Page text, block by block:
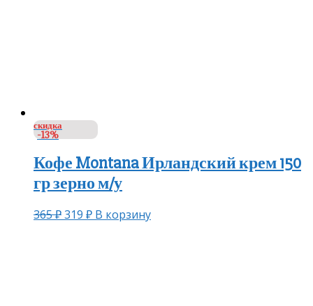
скидка
-13%
Кофе Montana Ирландский крем 150
гр зерно м/у
365₽319 ₽ В корзину